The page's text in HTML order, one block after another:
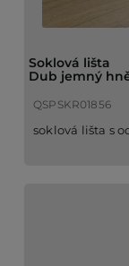
Soklová lišta
Dub jemný
QSPSKR01856
soklová lišta s